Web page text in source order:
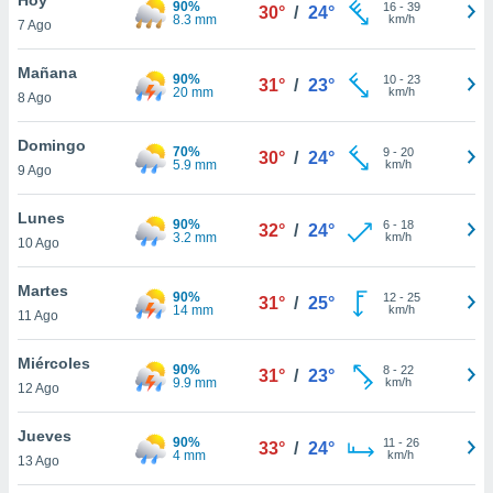
en
más
nuestra
de
cookies
aceptar
7 Ago
90%
8.3 mm
30° / 24° 16- 39
km/h
Mañana
8 Ago
90%
20 mm
31° / 23° 10- 23
km/h
Domingo
9 Ago
70%
5.9 mm
30° / 24° 9- 20
km/h
Lunes
10 Ago
90%
3.2 mm
32° / 24° 6- 18
km/h
Martes
11 Ago
90%
14 mm
31° / 25° 12- 25
km/h
Miércoles
12 Ago
90%
9.9 mm
31° / 23° 8- 22
km/h
Jueves
13 Ago
90%
4 mm
33° / 24° 11 - 26
km/h